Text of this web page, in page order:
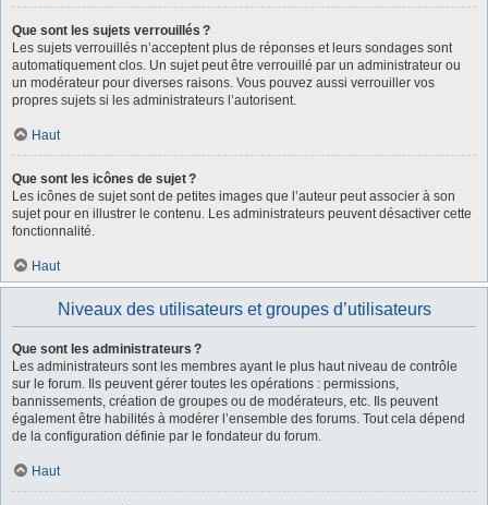
Que sont les sujets verrouillés ?
Les sujets verrouillés n’acceptent plus de réponses et leurs sondages sont
automatiquement clos. Un sujet peut être verrouillé par un administrateur ou
un modérateur pour diverses raisons. Vous pouvez aussi verrouiller vos
propres sujets si les administrateurs l’autorisent.
Haut
Que sont les icônes de sujet ?
Les icônes de sujet sont de petites images que l’auteur peut associer à son
sujet pour en illustrer le contenu. Les administrateurs peuvent désactiver cette
fonctionnalité.
Haut
Niveaux des utilisateurs et groupes d’utilisateurs
Que sont les administrateurs ?
Les administrateurs sont les membres ayant le plus haut niveau de contrôle
sur le forum. Ils peuvent gérer toutes les opérations : permissions,
bannissements, création de groupes ou de modérateurs, etc. Ils peuvent
également être habilités à modérer l’ensemble des forums. Tout cela dépend
de la configuration définie par le fondateur du forum.
Haut